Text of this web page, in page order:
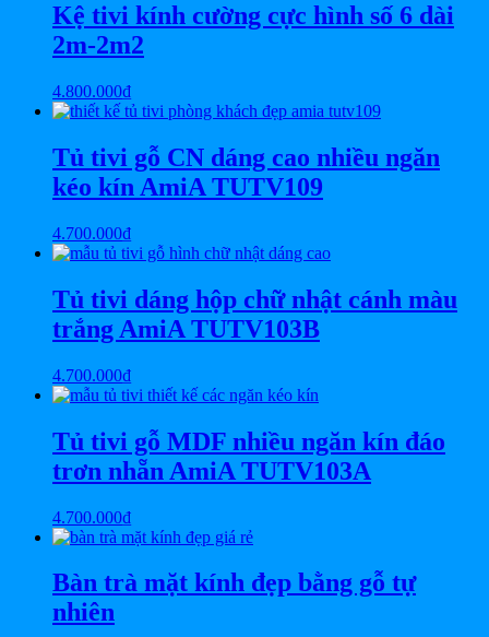
Kệ tivi kính cường cực hình số 6 dài
2m-2m2
4.800.000₫
Tủ tivi gỗ CN dáng cao nhiều ngăn
kéo kín AmiA TUTV109
4.700.000₫
Tủ tivi dáng hộp chữ nhật cánh màu
trắng AmiA TUTV103B
4.700.000₫
Tủ tivi gỗ MDF nhiều ngăn kín đáo
trơn nhẵn AmiA TUTV103A
4.700.000₫
Bàn trà mặt kính đẹp bằng gỗ tự
nhiên